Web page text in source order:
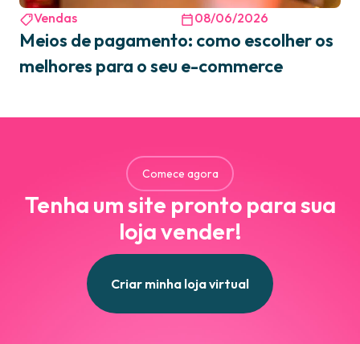
Vendas 08/06/2026
Meios de pagamento: como escolher os
melhores para o seu e-commerce
Comece agora
Tenha um site pronto para sua
loja vender!
Criar minha loja virtual